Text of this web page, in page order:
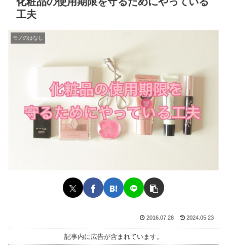
工夫
モノのはなし
2016.07.28 2024.05.23
記事内に広告が含まれています。